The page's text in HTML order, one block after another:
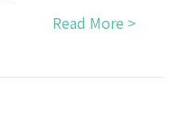
Read More >